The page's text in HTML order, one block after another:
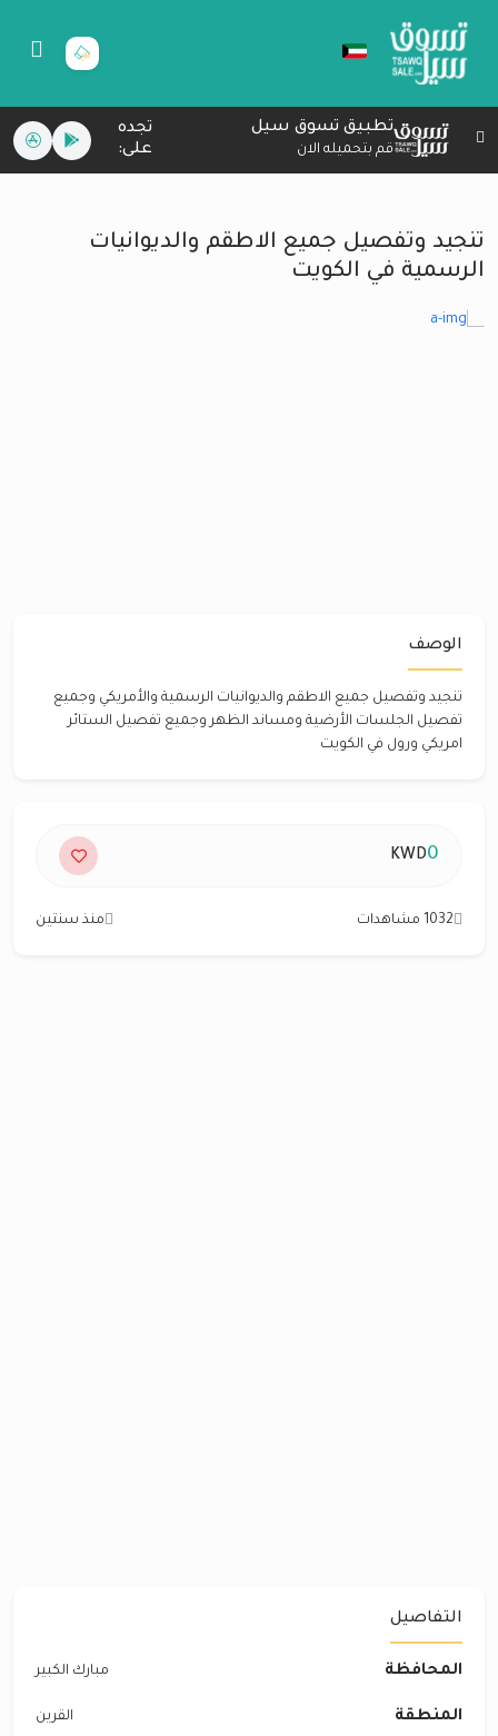
تطبيق تسوق سيل
قم بتحميله الان
تجده
على:
تنجيد وتفصيل جميع الاطقم والديوانيات
الرسمية في الكويت
الوصف
تنجيد وتفصيل جميع الاطقم والديوانيات الرسمية والأمريكي وجميع
تفصيل الجلسات الأرضية ومساند الظهر وجميع تفصيل الستائر
امريكي ورول في الكويت
0
KWD
1032 مشاهدات منذ سنتين
التفاصيل
المحافظة مبارك الكبير
المنطقة القرين